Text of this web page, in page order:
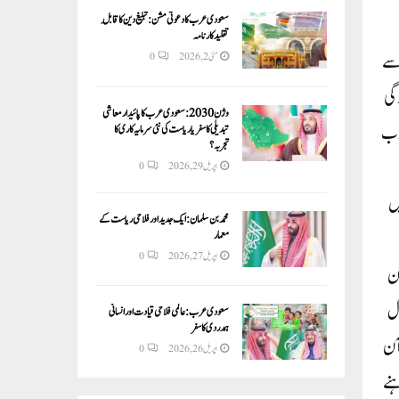
سعودی عرب کا دعوتی مشن: تبلیغ دین کا قابلِ
تقلید کارنامہ
مئی 2, 2026 0
وژن 2030:سعودی عرب کا پائیدار معاشی
تبدیلی کا سفر یا ریاست کی نئی سرمایہ کاری کا
تجربہ؟
اپریل 29, 2026 0
محمد بن سلمان: ایک جدید اور فلاحی ریاست کے
معمار
اپریل 27, 2026 0
سعودی عرب: عالمی فلاحی قیادت اور انسانی
ہمدردی کا سفر
اپریل 26, 2026 0